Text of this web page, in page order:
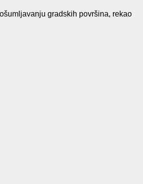
gradskih površina, rekao